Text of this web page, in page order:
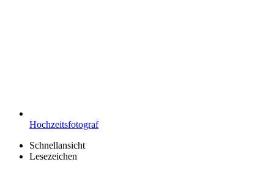
Hochzeitsfotograf
Schnellansicht
Lesezeichen